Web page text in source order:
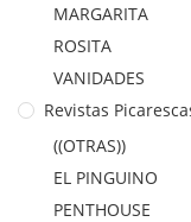
MARGARITA
ROSITA
VANIDADES
Revistas
((OTRAS))
EL PINGUINO
PENTHOUSE